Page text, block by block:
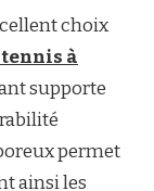
choix
à
supporte
permet
ainsi les